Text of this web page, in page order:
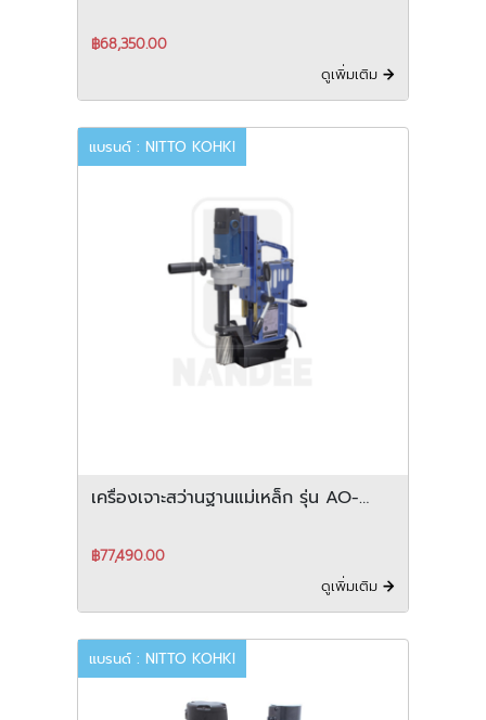
฿68,350.00
ดูเพิ่มเติม
แบรนด์ : NITTO KOHKI
เครื่องเจาะสว่านฐานแม่เหล็ก รุ่น AO-
฿77,490.00
ดูเพิ่มเติม
แบรนด์ : NITTO KOHKI